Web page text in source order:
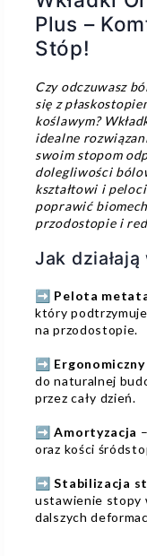
Plus –
Stóp!
Czy odczuwasz
się z
koślawym?
idealne
swoim stopom
dolegliwości
kształtowi i
poprawić
przodostopie i
Jak
➡️ Pelota
który podtrzymuje
na przodostopie.
➡️
do naturalnej
przez cały dzień.
➡️Amortyzacja
oraz kości
➡️Stabilizacja
ustawienie stopy
dalszych